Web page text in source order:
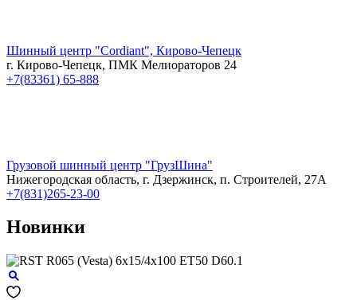
Шинный центр "Cordiant", Кирово-Чепецк
г. Кирово-Чепецк, ПМК Мелиораторов 24
+7(83361) 65-888
Грузовой шинный центр "ГрузШина"
Нижегородская область, г. Дзержинск, п. Строителей, 27А
+7(831)265-23-00
Новинки